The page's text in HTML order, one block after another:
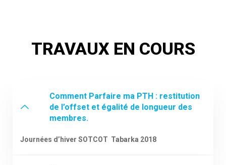
TRAVAUX EN COURS
Comment Parfaire ma PTH : restitution
de l’offset et égalité de longueur des
membres.
Journées d’hiver SOTCOT Tabarka 2018